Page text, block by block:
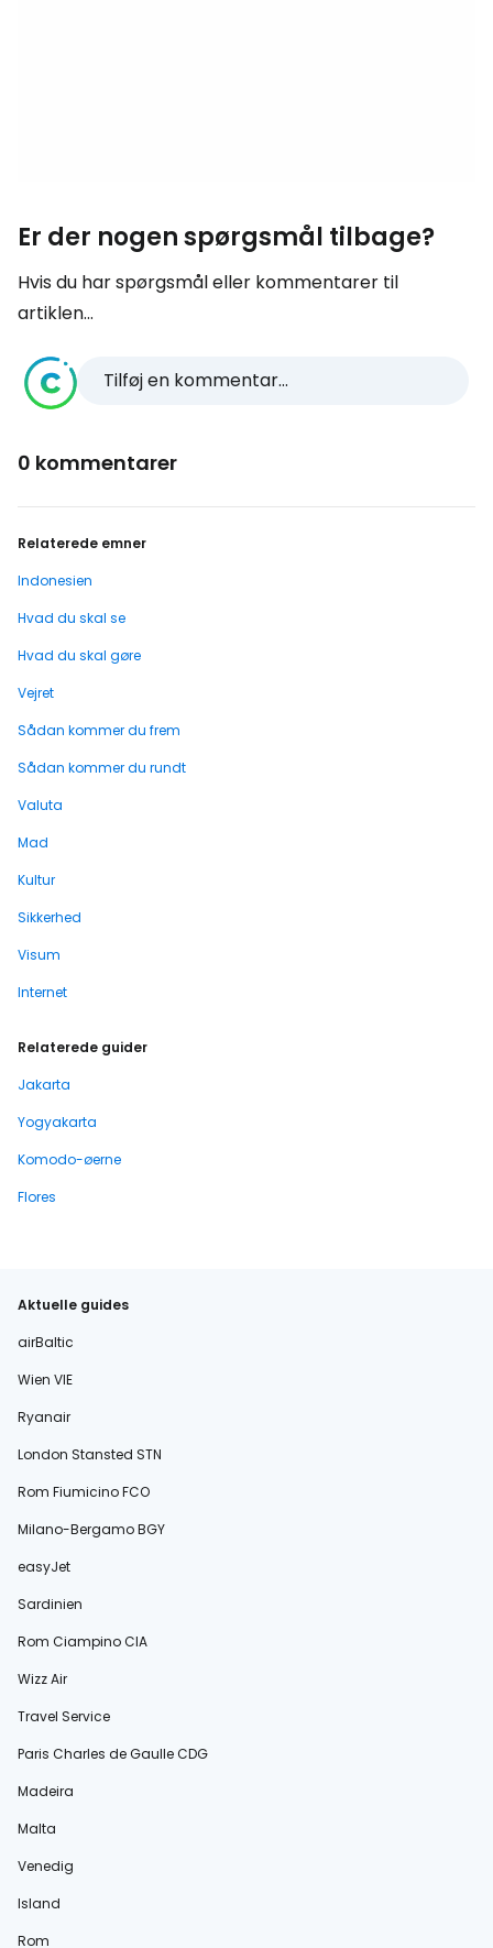
Er der nogen spørgsmål tilbage?
Hvis du har spørgsmål eller kommentarer til
artiklen...
Tilføj en kommentar...
0 kommentarer
Relaterede emner
Indonesien
Hvad du skal se
Hvad du skal gøre
Vejret
Sådan kommer du frem
Sådan kommer du rundt
Valuta
Mad
Kultur
Sikkerhed
Visum
Internet
Relaterede guider
Jakarta
Yogyakarta
Komodo-øerne
Flores
Aktuelle guides
airBaltic
Wien VIE
Ryanair
London Stansted STN
Rom Fiumicino FCO
Milano-Bergamo BGY
easyJet
Sardinien
Rom Ciampino CIA
Wizz Air
Travel Service
Paris Charles de Gaulle CDG
Madeira
Malta
Venedig
Island
Rom